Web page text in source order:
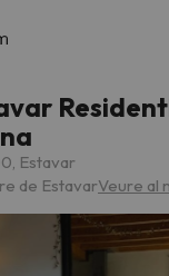
Estavar
de EstavarVeure al